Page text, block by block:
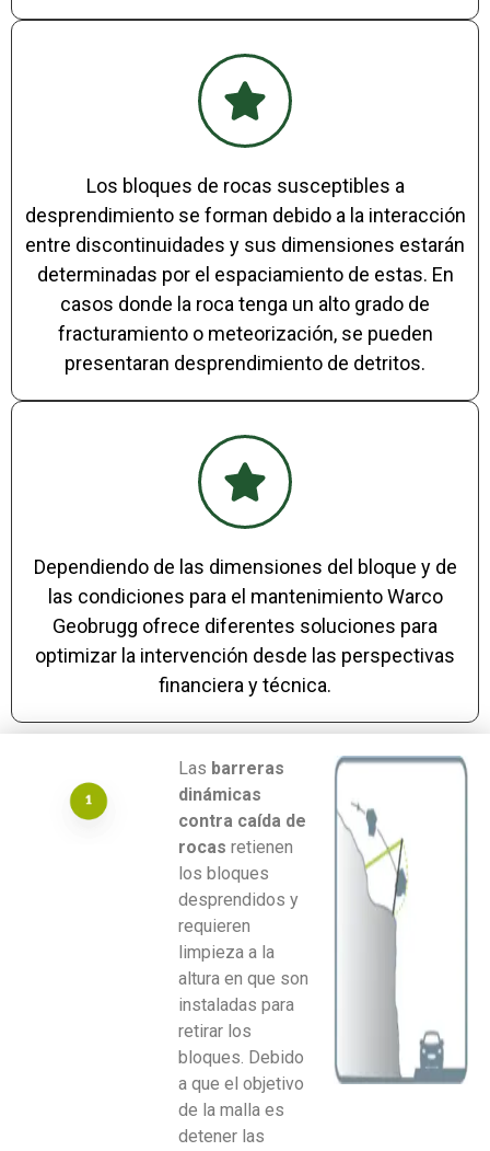
Los bloques de rocas susceptibles a
desprendimiento se forman debido a la interacción
entre discontinuidades y sus dimensiones estarán
determinadas por el espaciamiento de estas. En
casos donde la roca tenga un alto grado de
fracturamiento o meteorización, se pueden
presentaran desprendimiento de detritos.
Dependiendo de las dimensiones del bloque y de
las condiciones para el mantenimiento Warco
Geobrugg ofrece diferentes soluciones para
optimizar la intervención desde las perspectivas
financiera y técnica.
Las barreras
dinámicas
contra caída de
rocas retienen
los bloques
desprendidos y
requieren
limpieza a la
altura en que son
instaladas para
retirar los
bloques. Debido
a que el objetivo
de la malla es
detener las